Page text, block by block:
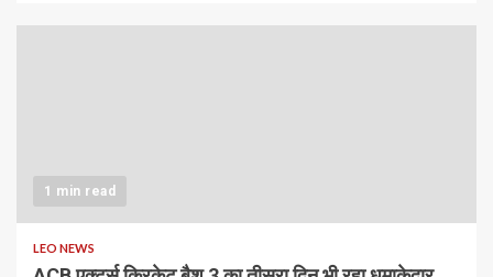
1 min read
LEO NEWS